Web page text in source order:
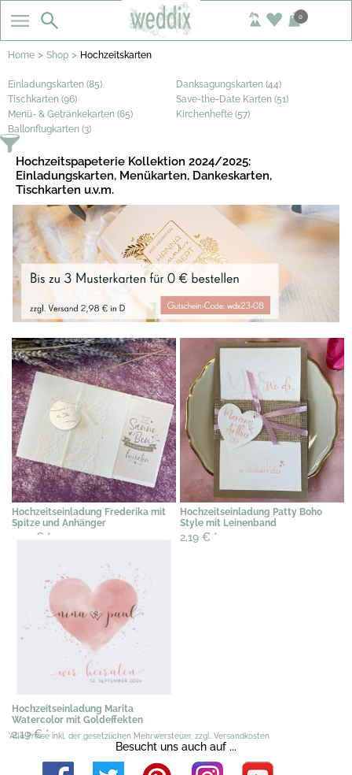
0
Home > Shop > Hochzeitskarten
Einladungskarten (85)
Danksagungskarten (44)
Tischkarten (96)
Save-the-Date Karten (51)
Menü- & Getränkekarten (65)
Kirchenhefte (57)
Ballonflugkarten (3)
Hochzeitspapeterie Kollektion 2024/2025:
Einladungskarten, Menükarten, Dankeskarten,
Tischkarten u.v.m.
Hochzeitseinladung Frederika mit
Spitze und Anhänger
2,39 € *
Hochzeitseinladung Patty Boho
Style mit Leinenband
2,19 € *
Hochzeitseinladung Marita
Watercolor mit Goldeffekten
2,19 €*
*Alle Preise inkl. der gesetzlichen Mehrwersteuer, zzgl. Versandkosten
Besucht uns auch auf ...